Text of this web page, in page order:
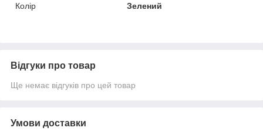
Колір
Зелений
Відгуки про товар
Ще немає відгуків про цей товар
Умови доставки